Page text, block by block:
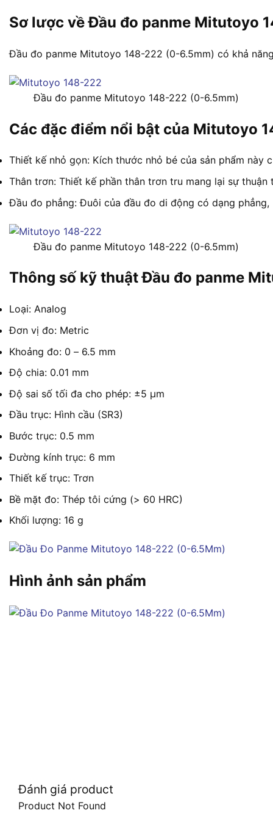
Sơ lược về Đầu đo panme Mitutoyo
Đầu đo panme Mitutoyo 148-222 (0-6.5mm) có khả
Đầu đo panme Mitutoyo 148-222 (0-6.5mm)
Các đặc điểm nổi bật của Mitutoyo
Thiết kế nhỏ gọn: Kích thước nhỏ bé của sản phẩm
Thân trơn: Thiết kế phần thân trơn tru mang lại sự
Đầu đo phẳng: Đuôi của đầu đo di động có dạng
Đầu đo panme Mitutoyo 148-222 (0-6.5mm)
Thông số kỹ thuật Đầu đo panme
Loại: Analog
Đơn vị đo: Metric
Khoảng đo: 0 – 6.5 mm
Độ chia: 0.01 mm
Độ sai số tối đa cho phép: ±5 µm
Đầu trục: Hình cầu (SR3)
Bước trục: 0.5 mm
Đường kính trục: 6 mm
Thiết kế trục: Trơn
Bề mặt đo: Thép tôi cứng (> 60 HRC)
Khối lượng: 16 g
Hình ảnh sản phẩm
Đánh giá product
Product Not Found